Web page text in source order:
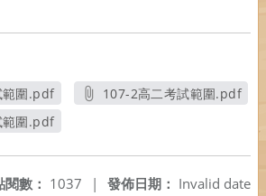
範圍.pdf
視窗
107-2高二考試範圍.pdf
範圍.pdf
發佈日期： Invalid date
閱數： 1037 |